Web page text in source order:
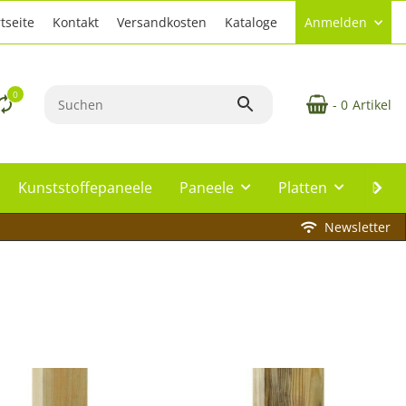
Kontakt Versandkosten Kataloge Anmelden
0
- 0 Artikel
Kunststoffepaneele Paneele Platten
Newsletter